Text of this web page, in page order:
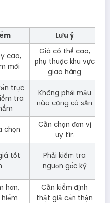
Lưu ý
cao,
mới
Giá có thể cao,
phụ thuộc khu vực
giao hàng
trực
tra
Không phải mẫu
nào cũng có sẵn
chọn
Cần chọn đơn vị
uy tín
tốt
Phải kiểm tra
nguồn gốc kỹ
hơn,
Cần kiểm định
thật giả cẩn thận